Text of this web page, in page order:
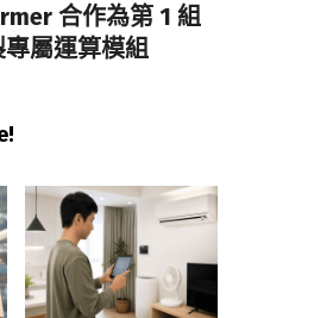
合作為第 1 組
屬運算模組